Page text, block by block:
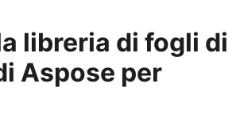
libreria di fogli di
Aspose per